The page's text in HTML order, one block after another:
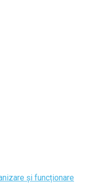
și funcționare